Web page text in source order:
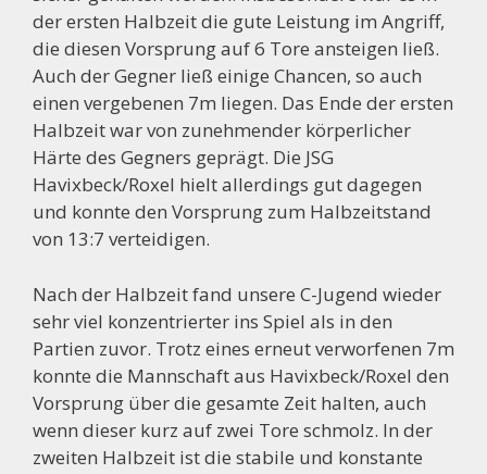
der ersten Halbzeit die gute Leistung im Angriff,
die diesen Vorsprung auf 6 Tore ansteigen ließ.
Auch der Gegner ließ einige Chancen, so auch
einen vergebenen 7m liegen. Das Ende der ersten
Halbzeit war von zunehmender körperlicher
Härte des Gegners geprägt. Die JSG
Havixbeck/Roxel hielt allerdings gut dagegen
und konnte den Vorsprung zum Halbzeitstand
von 13:7 verteidigen.
Nach der Halbzeit fand unsere C-Jugend wieder
sehr viel konzentrierter ins Spiel als in den
Partien zuvor. Trotz eines erneut verworfenen 7m
konnte die Mannschaft aus Havixbeck/Roxel den
Vorsprung über die gesamte Zeit halten, auch
wenn dieser kurz auf zwei Tore schmolz. In der
zweiten Halbzeit ist die stabile und konstante